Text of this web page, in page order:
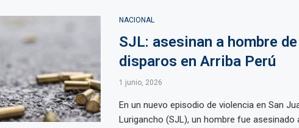
NACIONAL
SJL: asesinan a hombre
disparos en Arriba Perú
1 junio, 2026
En un nuevo episodio de violencia en San
Lurigancho (SJL), un hombre fue asesinado